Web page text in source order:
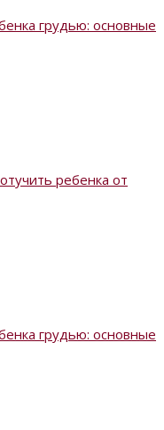
грудью: основные
ребенка от
грудью: основные